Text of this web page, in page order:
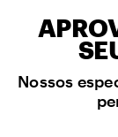
Nossos